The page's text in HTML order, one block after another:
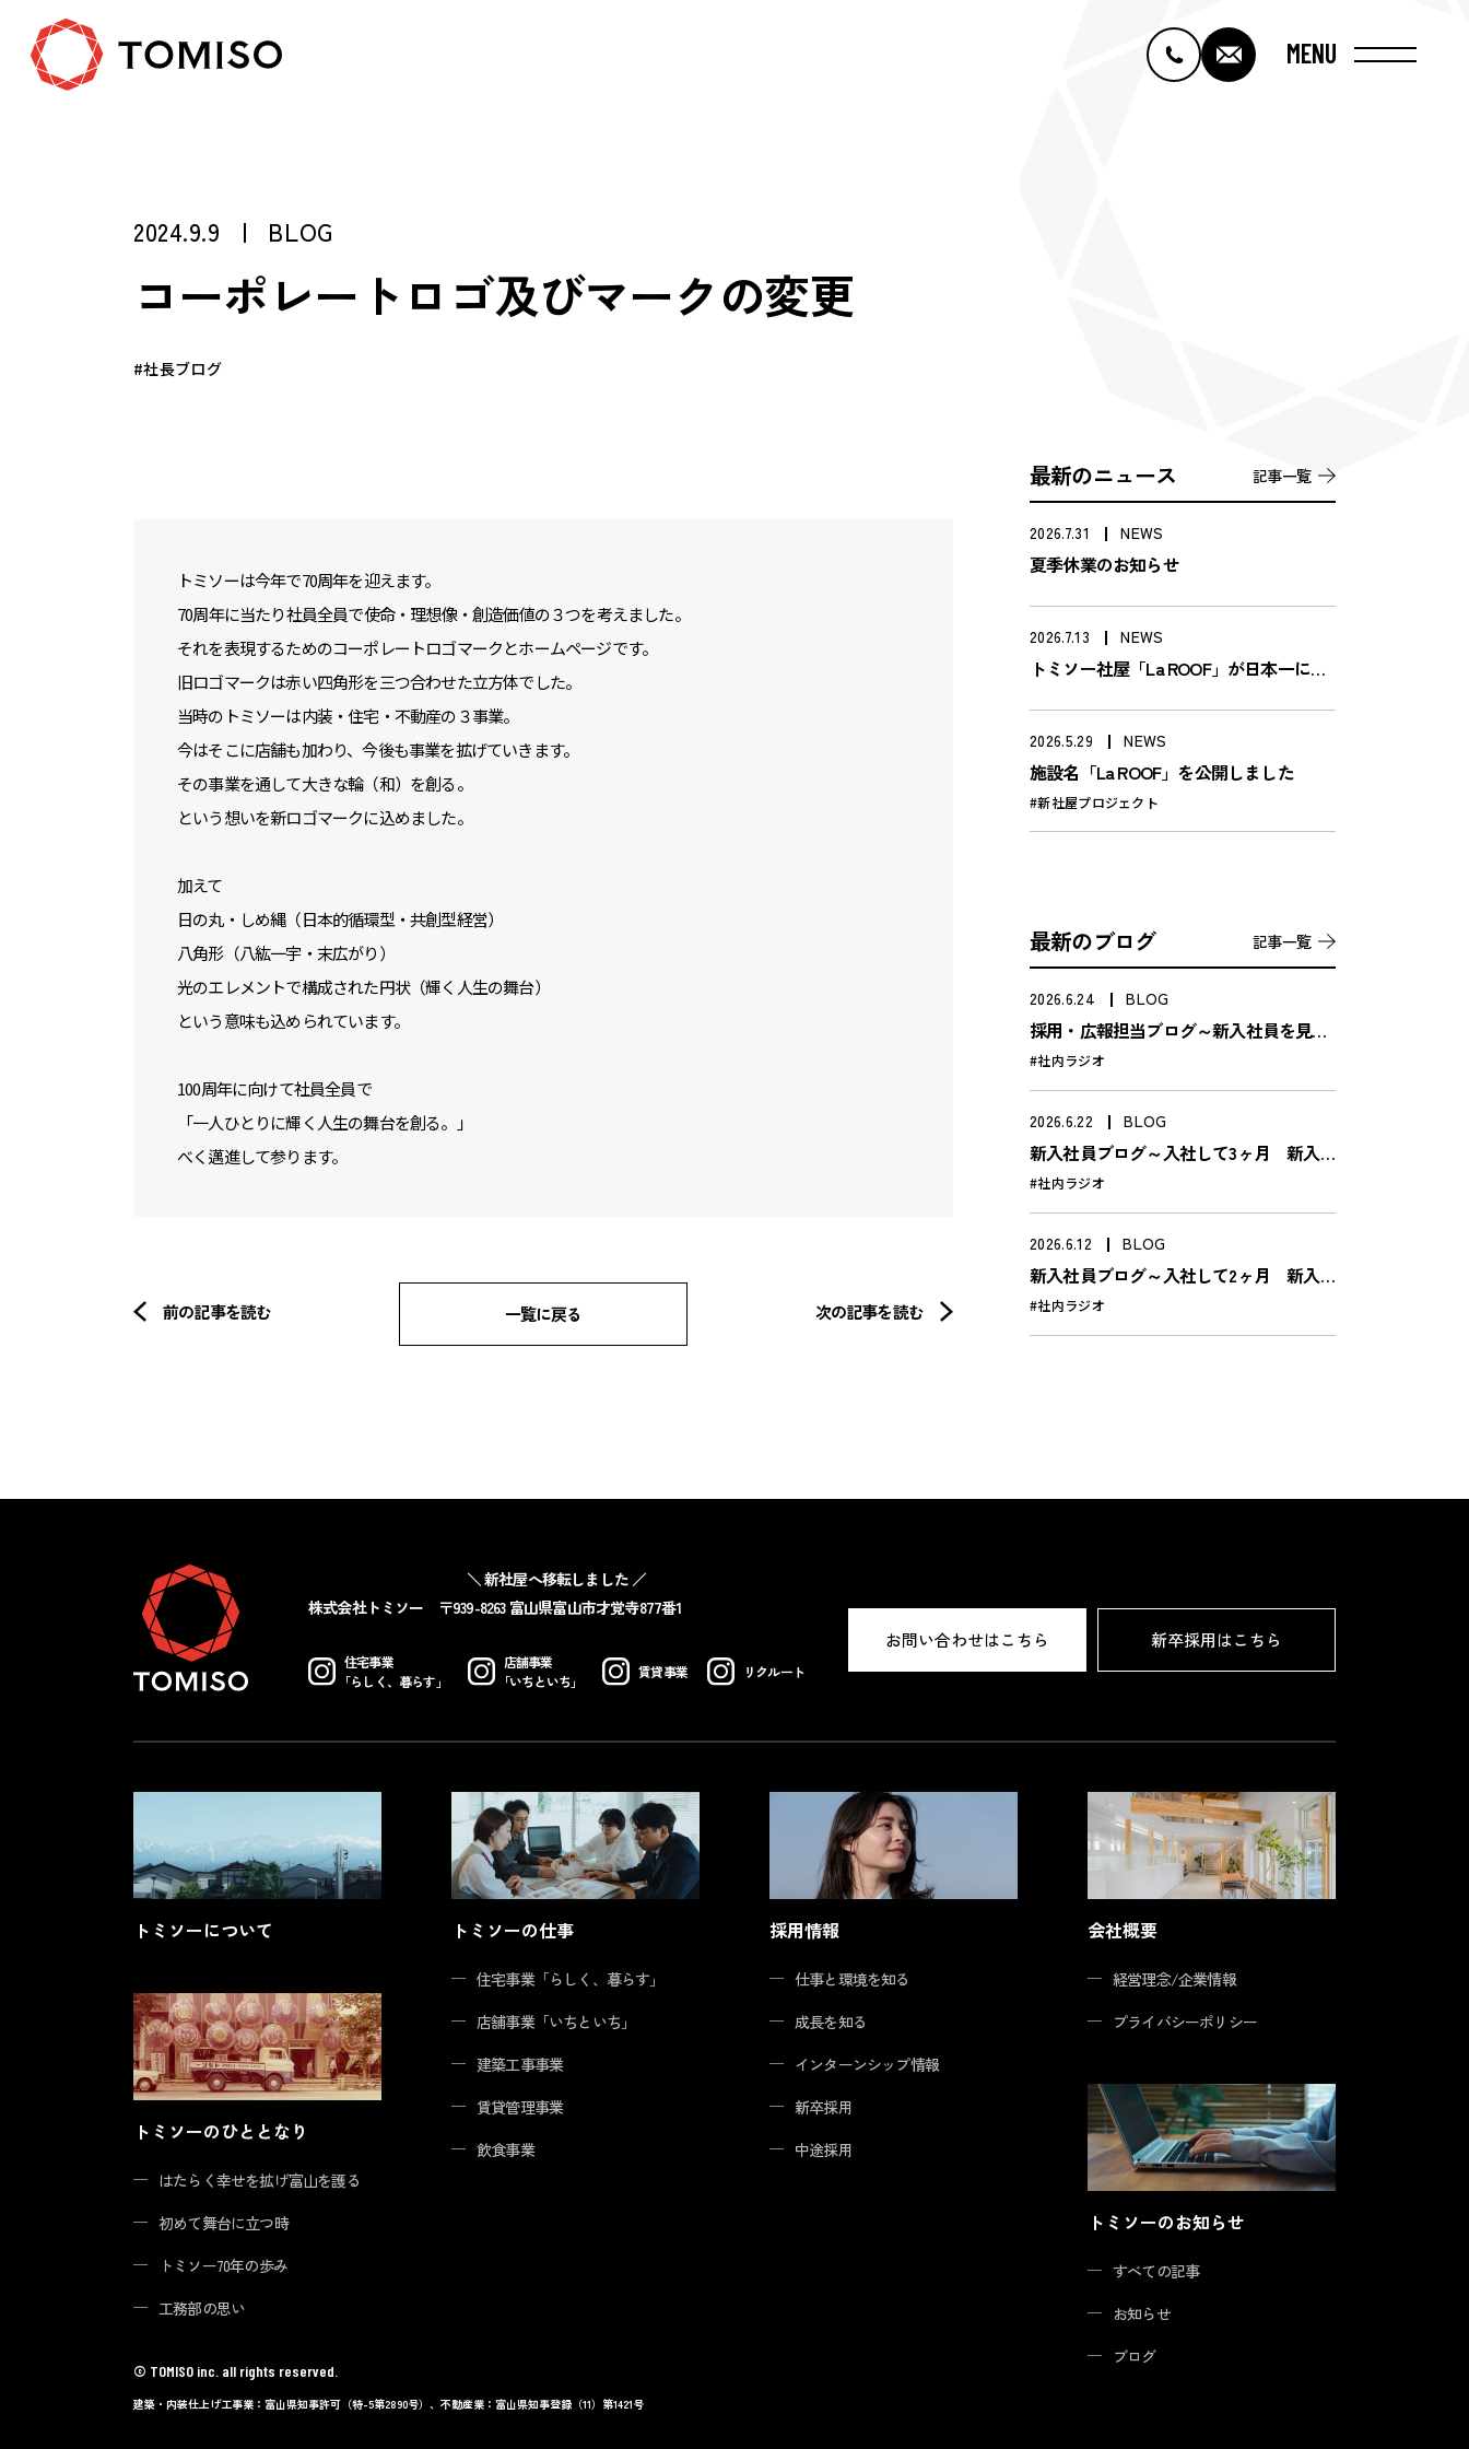
・トミソーの仕事
飲食事業
・採用情報
仕事と環境を知る
インターンシップ情報
新卒採用
・会社概要
経営理念／企業情報
プライバシーポリシー
MENU
2024.9.9 BLOG
コーポレートロゴ及びマークの変更
#社長ブログ
トミソーは今年で70周年を迎えます。
70周年に当たり社員全員で使命・理想像・創造価値の３つを考えました。
それを表現するためのコーポレートロゴマークとホームページです。
旧ロゴマークは赤い四角形を三つ合わせた立方体でした。
当時のトミソーは内装・住宅・不動産の３事業。
今はそこに店舗も加わり、今後も事業を拡げていきます。
その事業を通して大きな輪（和）を創る。
という想いを新ロゴマークに込めました。
加えて
日の丸・しめ縄（日本的循環型・共創型経営）
八角形（八紘一宇・末広がり）
光のエレメントで構成された円状（輝く人生の舞台）
という意味も込められています。
100周年に向けて社員全員で
「一人ひとりに輝く人生の舞台を創る。」
べく邁進して参ります。
前の記事を読む 一覧に戻る 次の記事を読む
最新のニュース 記事一覧
2026.7.31 NEWS
夏季休業のお知らせ
2026.7.13 NEWS
トミソー社屋「La ROOF」が日本一に。
2026.5.29 NEWS
施設名「La ROOF」を公開しました
#新社屋プロジェクト
最新のブログ 記事一覧
2026.6.24 BLOG
採用・広報担当ブログ～新入社員を見て
感じたこと 前編～
#社内ラジオ
2026.6.22 BLOG
新入社員ブログ～入社して3ヶ月 新入
社員の大冒険④
#社内ラジオ
2026.6.12 BLOG
新入社員ブログ～入社して2ヶ月 新入
社員の大冒険③
#社内ラジオ
＼ 新社屋へ移転しました ／
株式会社トミソー
〒939-8263 富山県富山市才覚寺877番1
お問い合わせはこちら 新卒採用はこちら
住宅事業
「らしく、暮らす」
店舗事業
「いちといち」
賃貸事業 リクルート
トミソーについて
トミソーのひととなり
はたらく幸せを拡げ富山を護る
初めて舞台に立つ時
トミソー70年の歩み
工務部の思い
トミソーの仕事
住宅事業「らしく、暮らす」
店舗事業「いちといち」
建築工事事業
賃貸管理事業
飲食事業
採用情報
仕事と環境を知る
成長を知る
インターンシップ情報
新卒採用
中途採用
会社概要
経営理念/企業情報
プライバシーポリシー
トミソーのお知らせ
すべての記事
お知らせ
ブログ
© TOMISO inc. all rights reserved.
建築・内装仕上げ工事業：富山県知事許可（特-5第2890号）、不動産業：富山県知事登録（11）第1421号